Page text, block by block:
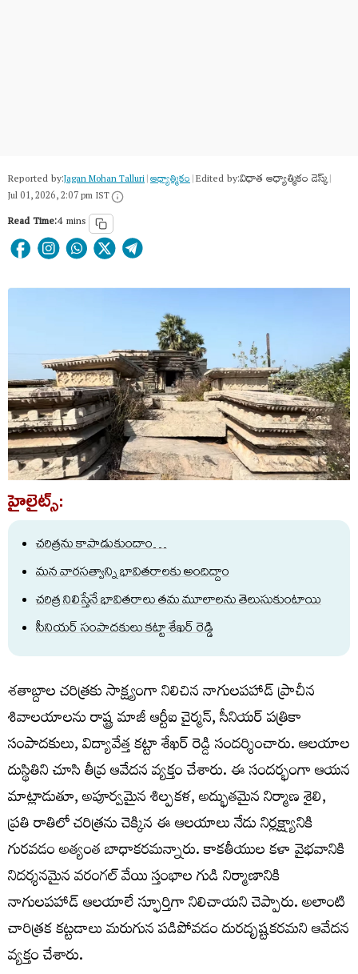
Reported by:Jagan Mohan Talluri|ఆధ్యాత్మికం|Edited by:విధాత ఆధ్యాత్మికం డెస్క్|
Jul 01, 2026, 2:07 pm IST
Read Time:4 mins
హైలైట్స్:
చరిత్రను కాపాడుకుందాం…
మన వారసత్వాన్ని భావితరాలకు అందిద్దాం
చరిత్ర నిలిస్తేనే భావితరాలు తమ మూలాలను తెలుసుకుంటాయి
సీనియర్ సంపాదకులు కట్టా శేఖర్ రెడ్డి
శతాబ్దాల చరిత్రకు సాక్ష్యంగా నిలిచిన నాగులపహాడ్ ప్రాచీన
శివాలయాలను రాష్ట్ర మాజీ ఆర్టీఐ చైర్మన్, సీనియర్ పత్రికా
సంపాదకులు, విద్యావేత్త కట్టా శేఖర్ రెడ్డి సందర్శించారు. ఆలయాల
దుస్థితిని చూసి తీవ్ర ఆవేదన వ్యక్తం చేశారు. ఈ సందర్భంగా ఆయన
మాట్లాడుతూ, అపూర్వమైన శిల్పకళ, అద్భుతమైన నిర్మాణ శైలి,
ప్రతి రాతిలో చరిత్రను చెక్కిన ఈ ఆలయాలు నేడు నిర్లక్ష్యానికి
గురవడం అత్యంత బాధాకరమన్నారు. కాకతీయుల కళా వైభవానికి
నిదర్శనమైన వరంగల్ వేయి స్తంభాల గుడి నిర్మాణానికి
నాగులపహాడ్ ఆలయాలే స్ఫూర్తిగా నిలిచాయని చెప్పారు. అలాంటి
చారిత్రక కట్టడాలు మరుగున పడిపోవడం దురదృష్టకరమని ఆవేదన
వ్యక్తం చేశారు.